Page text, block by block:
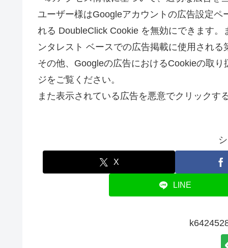
ユーザー様はGoogleアカウントの広告設定
れる DoubleClick Cookie を無効にできます
ンタレスト ベースでの広告掲載に使用され
その他、Googleの広告におけるCookieの取
ジをご覧ください。
また表示されている広告を悪意でクリックす
X
LINE